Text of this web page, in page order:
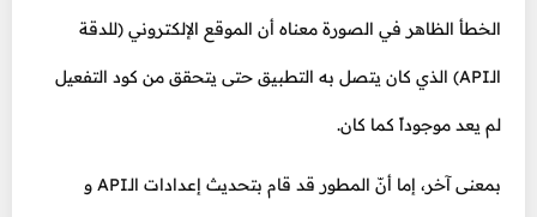
الخطأ الظاهر في الصورة معناه أن الموقع الإلكتروني (للدقة
الـAPI) الذي كان يتصل به التطبيق حتى يتحقق من كود التفعيل
لم يعد موجوداً كما كان.
بمعنى آخر، إما أنّ المطور قد قام بتحديث إعدادات الـAPI و